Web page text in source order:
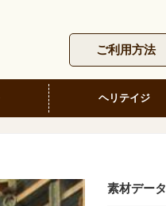
ご利用方法
ヘリテイジ
素材データ